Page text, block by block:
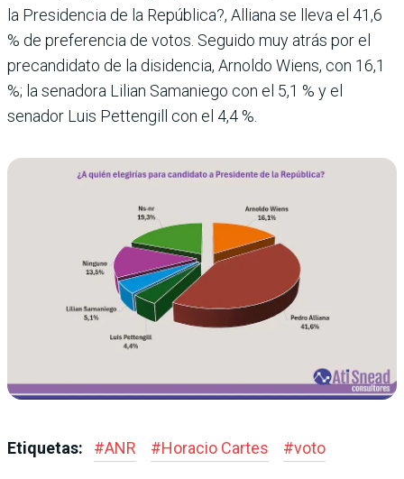
la Presidencia de la Repú­blica?, Alliana se lleva el 41,6
% de preferencia de votos. Seguido muy atrás por el
pre­candidato de la disidencia, Arnoldo Wiens, con 16,1
%; la senadora Lilian Samaniego con el 5,1 % y el
senador Luis Pettengill con el 4,4 %.
Etiquetas: #ANR #Horacio Cartes #voto